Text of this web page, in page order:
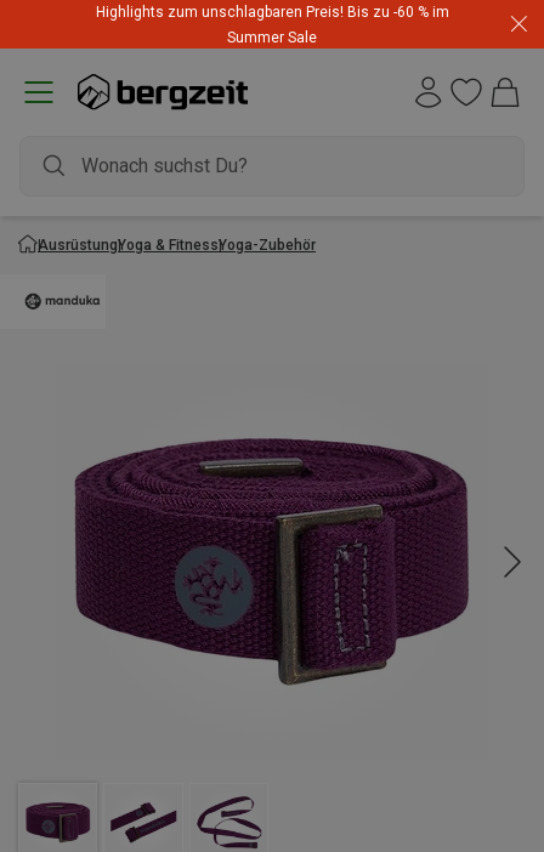
Highlights zum unschlagbaren Preis! Bis zu -60 % im
Summer Sale
AusrüstungYoga & FitnessYoga-Zubehör